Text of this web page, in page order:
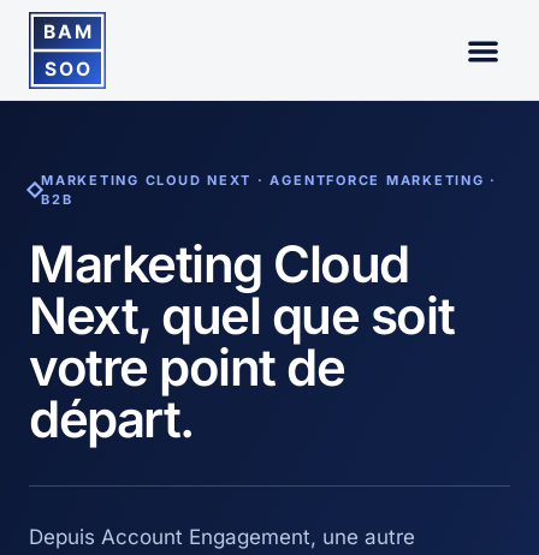
MARKETING CLOUD NEXT · AGENTFORCE MARKETING ·
B2B
Marketing Cloud
Next, quel que soit
votre point de
départ.
Depuis Account Engagement, une autre